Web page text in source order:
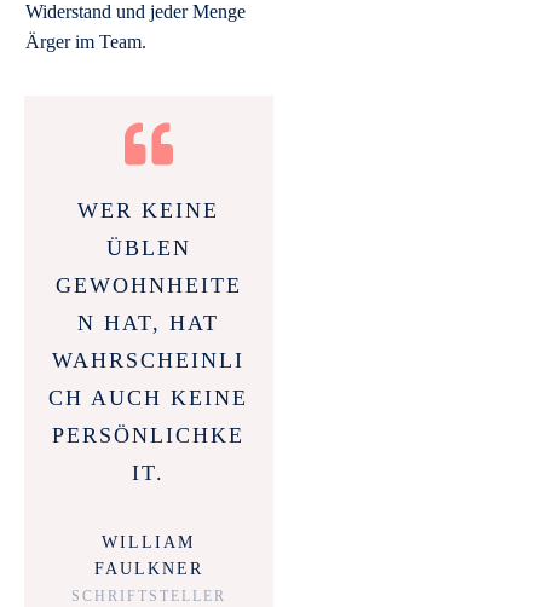
Widerstand und jeder Menge
Ärger im Team.
WER KEINE
ÜBLEN
GEWOHNHEITE
N HAT, HAT
WAHRSCHEINLI
CH AUCH KEINE
PERSÖNLICHKE
IT.
WILLIAM
FAULKNER
SCHRIFTSTELLER